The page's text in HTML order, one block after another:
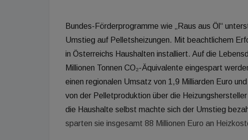
Bundes-Förderprogramme wie „Raus aus Öl“
Umstieg auf Pelletsheizungen. Mit beachtlichem
in Österreichs Haushalten installiert. Auf die
Millionen Tonnen CO₂-Äquivalente eingespart
einen regionalen Umsatz von 1,9 Milliarden Euro
von der Pelletproduktion über die
die Haushalte selbst machte sich der Umstieg
sparten sie insgesamt 88 Millionen Euro an